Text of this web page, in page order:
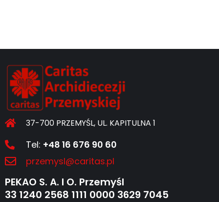
37-700 PRZEMYŚL, UL. KAPITULNA 1
Tel: +48 16 676 90 60
przemysl@caritas.pl
PEKAO S. A. I O. Przemyśl
33 1240 2568 1111 0000 3629 7045